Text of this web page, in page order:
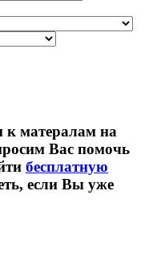
к матералам на
Вас помочь
бесплатную
если Вы уже